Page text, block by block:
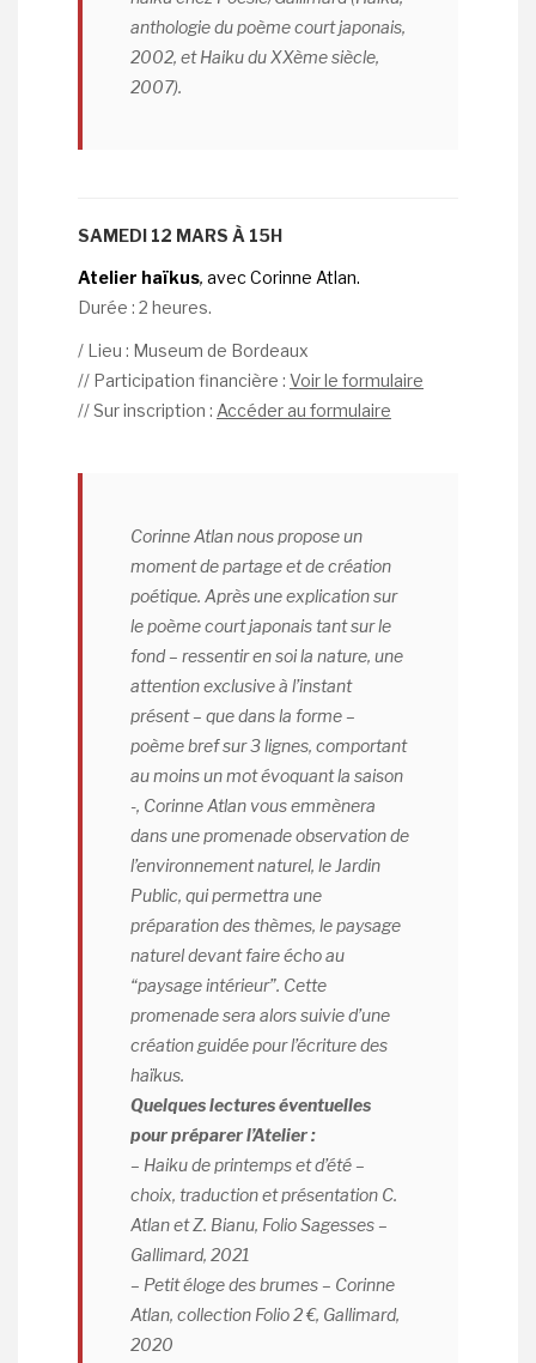
anthologie du poème court japonais,
2002, et Haiku du XXème siècle,
2007).
SAMEDI 12 MARS À 15H
Atelier haïkus, avec Corinne Atlan.
Durée : 2 heures.
/ Lieu : Museum de Bordeaux
// Participation financière : Voir le formulaire
// Sur inscription : Accéder au formulaire
Corinne Atlan nous propose un
moment de partage et de création
poétique. Après une explication sur
le poème court japonais tant sur le
fond – ressentir en soi la nature, une
attention exclusive à l’instant
présent – que dans la forme –
poème bref sur 3 lignes, comportant
au moins un mot évoquant la saison
-, Corinne Atlan vous emmènera
dans une promenade observation de
l’environnement naturel, le Jardin
Public, qui permettra une
préparation des thèmes, le paysage
naturel devant faire écho au
“paysage intérieur”. Cette
promenade sera alors suivie d’une
création guidée pour l’écriture des
haïkus.
Quelques lectures éventuelles
pour préparer l’Atelier :
– Haiku de printemps et d’été –
choix, traduction et présentation C.
Atlan et Z. Bianu, Folio Sagesses –
Gallimard, 2021
– Petit éloge des brumes – Corinne
Atlan, collection Folio 2 €, Gallimard,
2020